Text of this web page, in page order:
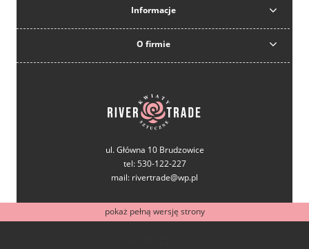
Informacje
O firmie
ul. Główna 10 Brudzowice
tel: 530-122-227
mail: rivertrade@wp.pl
pokaż pełną wersję strony